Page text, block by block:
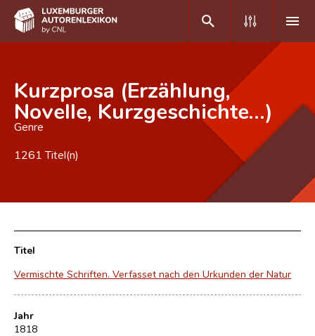
DE FR
Home
Autor(inn)en A-Z
CNL
Forschungsgruppe
Kontakt
Kurzprosa (Erzählung,
Novelle, Kurzgeschichte…)
Genre
1261 Titel(n)
Titel
Vermischte Schriften. Verfasset nach den Urkunden der Natur
Jahr
1818